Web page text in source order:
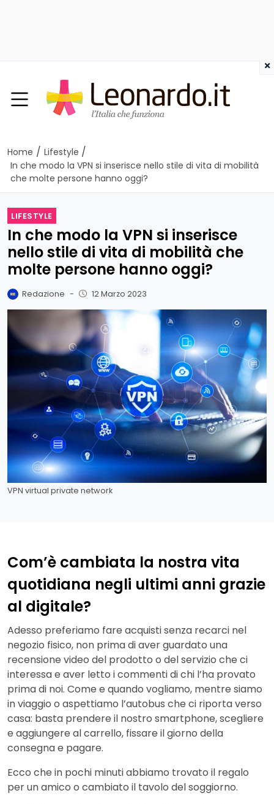
Home / Lifestyle /
In che modo la VPN si inserisce nello stile di vita di mobilità
che molte persone hanno oggi?
LIFESTYLE
In che modo la VPN si inserisce
nello stile di vita di mobilità che
molte persone hanno oggi?
Redazione - 12 Marzo 2023
VPN virtual private network
Com’è cambiata la nostra vita
quotidiana negli ultimi anni grazie
al digitale?
Adesso preferiamo fare acquisti senza recarci nel
negozio fisico, non prima di aver guardato una
recensione video del prodotto o del servizio che ci
interessa e aver letto i commenti di chi l’ha provato
prima di noi. Come e quando vogliamo, mentre siamo
in viaggio o aspettiamo l’autobus che ci riporta verso
casa: basta prendere il nostro smartphone, scegliere
e aggiungere al carrello, fissare il giorno della
consegna e pagare.
Ecco che in pochi minuti abbiamo trovato il regalo
per un amico o cambiato il tavolo del soggiorno.
×